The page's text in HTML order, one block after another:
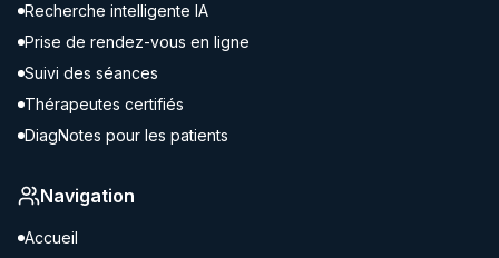
Recherche intelligente IA
Prise de rendez-vous en ligne
Suivi des séances
Thérapeutes certifiés
DiagNotes pour les patients
Navigation
Accueil